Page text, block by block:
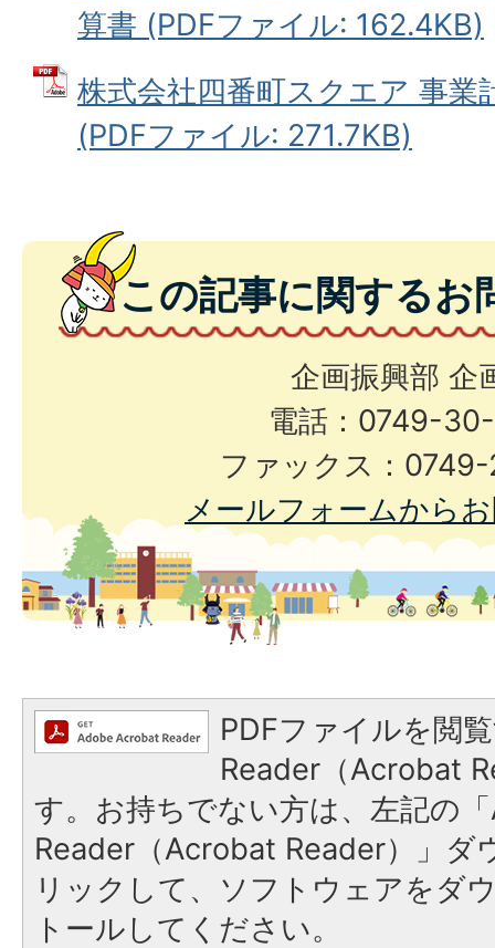
算書 (PDFファイル: 162.4KB)
株式会社四番町スクエア 事業
(PDFファイル: 271.7KB)
この記事に関するお
企画振興部 企
電話：0749-
ファックス：
メールフォームから
PDFファイルを閲
Reader（Acrobat
す。お持ちでない方は、左記の
Reader（Acrobat Reader）」ダ
リックして、ソフトウェアをダ
トールしてください。